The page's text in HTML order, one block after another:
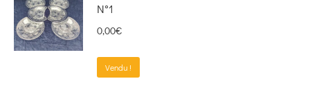
N°1
0,00€
Vendu !